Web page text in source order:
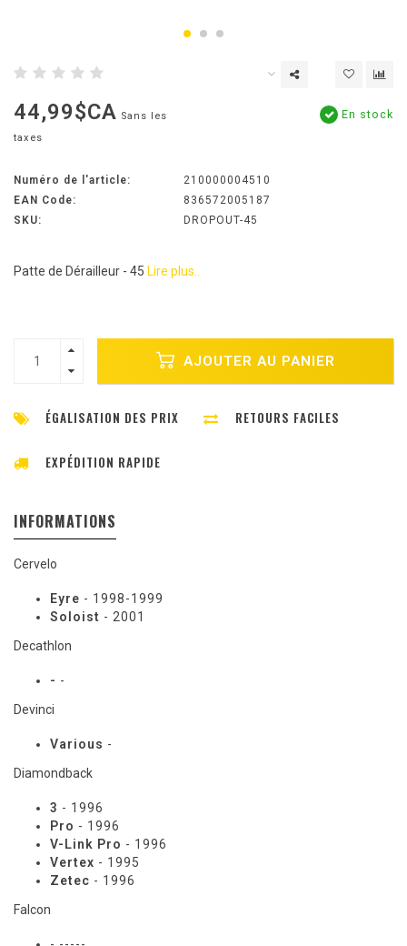
44,99$CA Sans les
taxes
En stock
Numéro de l'article:
210000004510
EAN Code:
836572005187
SKU:
DROPOUT-45
Patte de Dérailleur - 45 Lire plus..
AJOUTER AU PANIER
ÉGALISATION DES PRIX RETOURS FACILES
EXPÉDITION RAPIDE
INFORMATIONS
Cervelo
Eyre - 1998-1999
Soloist - 2001
Decathlon
- -
Devinci
Various -
Diamondback
3 - 1996
Pro - 1996
V-Link Pro - 1996
Vertex - 1995
Zetec - 1996
Falcon